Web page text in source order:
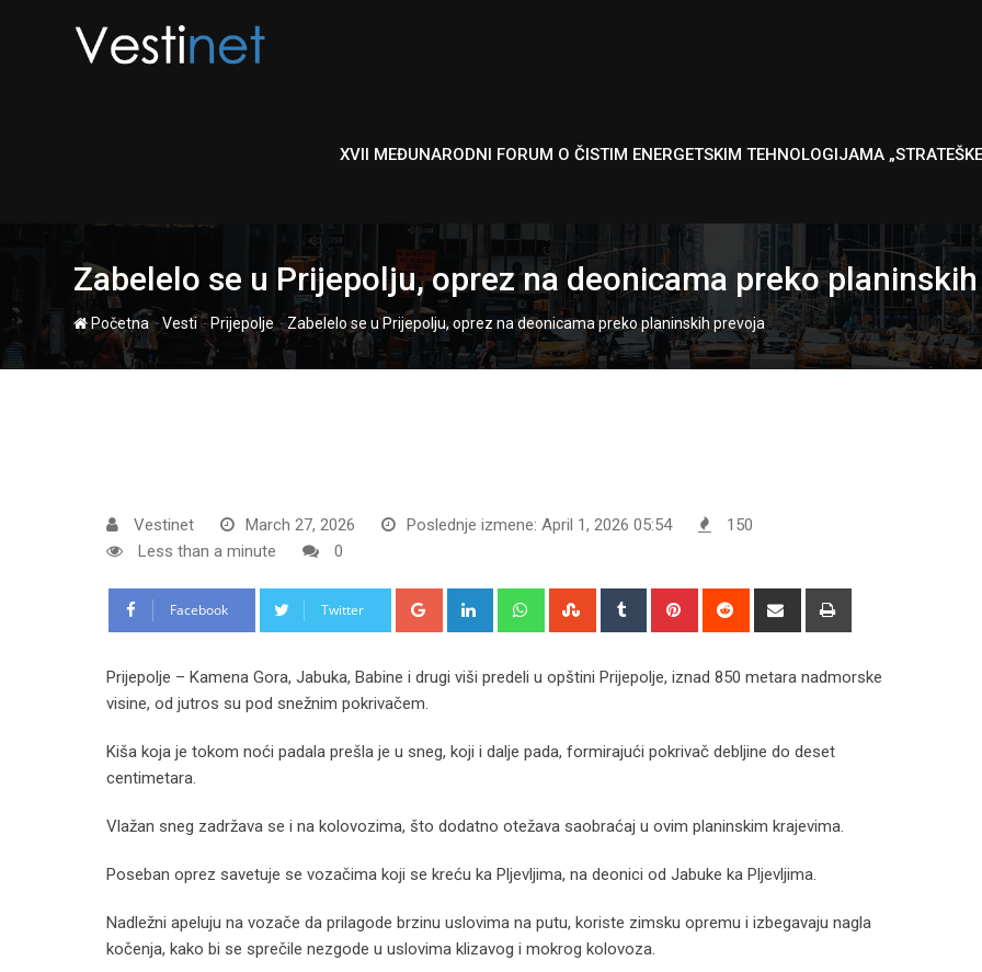
XVII MEĐUNARODNI FORUM O ČISTIM ENERGETSKIM TEHNOLOGIJAMA
Zabelelo se u Prijepolju, oprez na deonicama preko
Početna-Vesti-Prijepolje-Zabelelo se u Prijepolju, oprez na deonicama preko planinskih prevoja
Vestinet March 27, 2026 Poslednje izmene: April 1, 2026 05:54
150
Less than a minute
0
Facebook Twitter Google+ LinkedIn WhatsappStumbleUpon
Tumblr Pinterest Reddit
Share
Prijepolje – Kamena Gora, Jabuka, Babine i drugi viši predeli u opštini Prijepolje, iznad 850 metara nadmorske
visine, od jutros su pod snežnim pokrivačem.
Kiša koja je tokom noći padala prešla je u sneg, koji i dalje pada, formirajući pokrivač debljine do deset
centimetara.
Vlažan sneg zadržava se i na kolovozima, što dodatno otežava saobraćaj u ovim planinskim krajevima.
Poseban oprez savetuje se vozačima koji se kreću ka Pljevljima, na deonici od Jabuke ka Pljevljima.
Nadležni apeluju na vozače da prilagode brzinu uslovima na putu, koriste zimsku opremu i izbegavaju nagla
kočenja, kako bi se sprečile nezgode u uslovima klizavog i mokrog kolovoza.